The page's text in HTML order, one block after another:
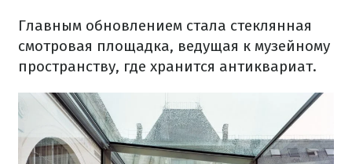
Главным обновлением стала стеклянная
смотровая площадка, ведущая к музейному
пространству, где хранится антиквариат.